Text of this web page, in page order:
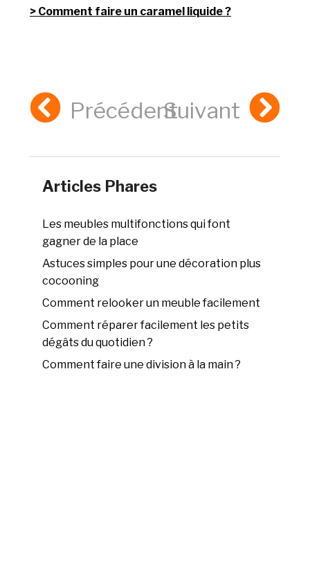
Comment faire un caramel liquide ?
PrécédentSuivant
Articles Phares
Les meubles multifonctions qui font
gagner de la place
Astuces simples pour une décoration plus
cocooning
Comment relooker un meuble facilement
Comment réparer facilement les petits
dégâts du quotidien ?
Comment faire une division à la main ?